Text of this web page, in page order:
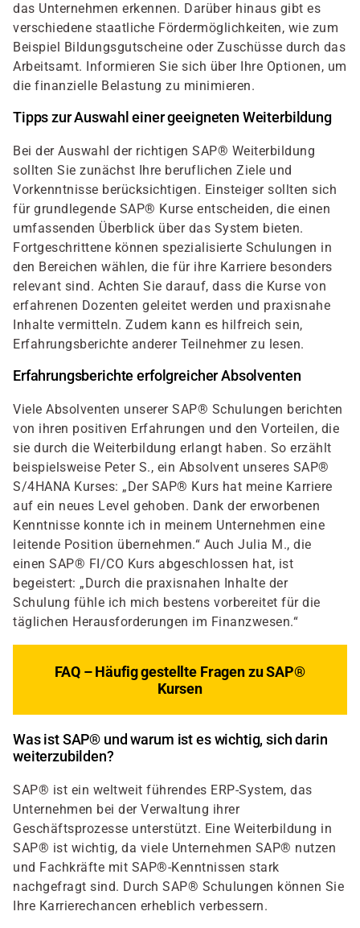
das Unternehmen erkennen. Darüber hinaus gibt es
verschiedene staatliche Fördermöglichkeiten, wie zum
Beispiel Bildungsgutscheine oder Zuschüsse durch das
Arbeitsamt. Informieren Sie sich über Ihre Optionen, um
die finanzielle Belastung zu minimieren.
Tipps zur Auswahl einer geeigneten Weiterbildung
Bei der Auswahl der richtigen SAP® Weiterbildung
sollten Sie zunächst Ihre beruflichen Ziele und
Vorkenntnisse berücksichtigen. Einsteiger sollten sich
für grundlegende SAP® Kurse entscheiden, die einen
umfassenden Überblick über das System bieten.
Fortgeschrittene können spezialisierte Schulungen in
den Bereichen wählen, die für ihre Karriere besonders
relevant sind. Achten Sie darauf, dass die Kurse von
erfahrenen Dozenten geleitet werden und praxisnahe
Inhalte vermitteln. Zudem kann es hilfreich sein,
Erfahrungsberichte anderer Teilnehmer zu lesen.
Erfahrungsberichte erfolgreicher Absolventen
Viele Absolventen unserer SAP® Schulungen berichten
von ihren positiven Erfahrungen und den Vorteilen, die
sie durch die Weiterbildung erlangt haben. So erzählt
beispielsweise Peter S., ein Absolvent unseres SAP®
S/4HANA Kurses: „Der SAP® Kurs hat meine Karriere
auf ein neues Level gehoben. Dank der erworbenen
Kenntnisse konnte ich in meinem Unternehmen eine
leitende Position übernehmen.“ Auch Julia M., die
einen SAP® FI/CO Kurs abgeschlossen hat, ist
begeistert: „Durch die praxisnahen Inhalte der
Schulung fühle ich mich bestens vorbereitet für die
täglichen Herausforderungen im Finanzwesen.“
FAQ – Häufig gestellte Fragen zu SAP®
Kursen
Was ist SAP® und warum ist es wichtig, sich darin
weiterzubilden?
SAP® ist ein weltweit führendes ERP-System, das
Unternehmen bei der Verwaltung ihrer
Geschäftsprozesse unterstützt. Eine Weiterbildung in
SAP® ist wichtig, da viele Unternehmen SAP® nutzen
und Fachkräfte mit SAP®-Kenntnissen stark
nachgefragt sind. Durch SAP® Schulungen können Sie
Ihre Karrierechancen erheblich verbessern.